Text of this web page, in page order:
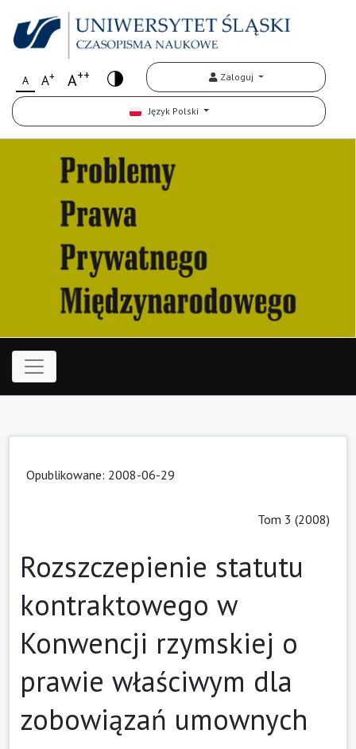
A A+ A++ Zaloguj
Język Polski
Opublikowane: 2008-06-29
Tom 3 (2008)
Rozszczepienie statutu
kontraktowego w
Konwencji rzymskiej o
prawie właściwym dla
zobowiązań umownych